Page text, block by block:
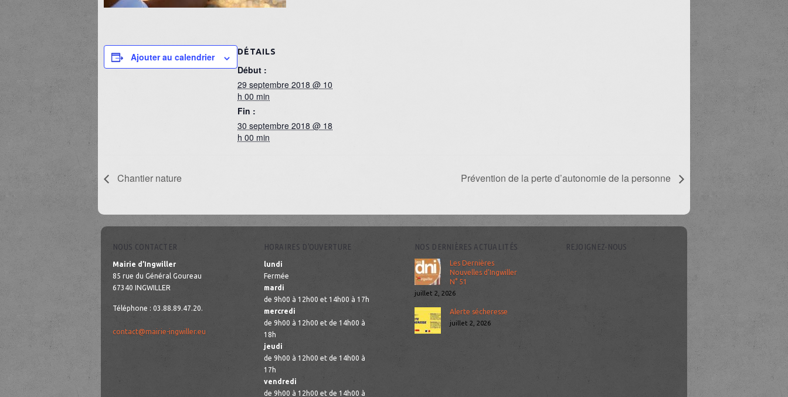
Ajouter au calendrier DÉTAILS
Début :
29 septembre 2018 @ 10
h 00 min
Fin :
30 septembre 2018 @ 18
h 00 min
Chantier nature Prévention de la perte d’autonomie de la personne
NOUS CONTACTER
Mairie d’Ingwiller
85 rue du Général Goureau
67340 INGWILLER
Téléphone : 03.88.89.47.20.
contact@mairie-ingwiller.eu
HORAIRES D’OUVERTURE
lundi
Fermée
mardi
de 9h00 à 12h00 et 14h00 à 17h
mercredi
de 9h00 à 12h00 et de 14h00 à
18h
jeudi
de 9h00 à 12h00 et de 14h00 à
17h
vendredi
de 9h00 à 12h00 et de 14h00 à
NOS DERNIÈRES ACTUALITÉS
Les Dernières
Nouvelles d’Ingwiller
N° 51
juillet 2, 2026
Alerte sécheresse
juillet 2, 2026
REJOIGNEZ-NOUS